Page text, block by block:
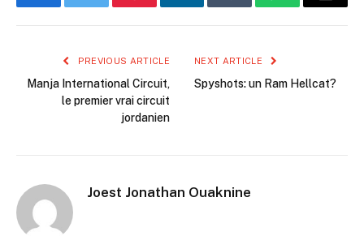
FacebookTwitter PinterestLinkedInTumblr WhatsAppEmail
PREVIOUS ARTICLE
Manja International Circuit,
le premier vrai circuit
jordanien
NEXT ARTICLE
Spyshots: un Ram Hellcat?
Joest Jonathan Ouaknine